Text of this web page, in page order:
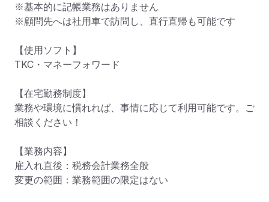
※基本的に記帳業務はありません
※顧問先へは社用車で訪問し、直行直帰も可能です
【使用ソフト】
TKC・マネーフォワード
【在宅勤務制度】
業務や環境に慣れれば、事情に応じて利用可能です。ご
相談ください！
【業務内容】
雇入れ直後：税務会計業務全般
変更の範囲：業務範囲の限定はない